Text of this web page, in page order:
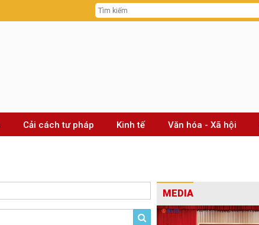
Cải cách tư pháp Kinh tế Văn hóa - Xã hội
MEDIA